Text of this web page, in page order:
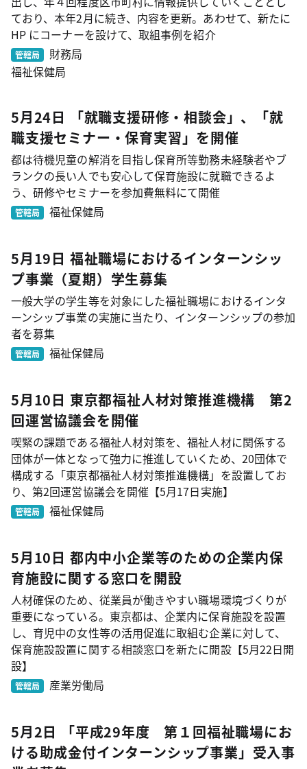
ており、本年2月に続き、内容を更新。あわせて、新たに
HP にコーナーを設けて、取組事例を紹介
管轄局
財務局
福祉保健局
5月24日 「就職支援研修・相談会」、「就
職支援セミナー・保育実習」を開催
都は待機児童の解消を目指し保育所等勤務未経験者やブ
ランクの長い人でも安心して保育施設に就職できるよ
う、研修やセミナーを参加費無料にて開催
管轄局 福祉保健局
5月19日 福祉職場におけるインターンシッ
プ事業（夏期）学生募集
一般大学の学生等を対象にした福祉職場におけるインタ
ーンシップ事業の実施に当たり、インターンシップの参加
者を募集
管轄局 福祉保健局
5月10日 東京都福祉人材対策推進機構 第2
回運営協議会を開催
喫緊の課題である福祉人材対策を、福祉人材に関係する
団体が一体となって強力に推進していくため、20団体で
構成する「東京都福祉人材対策推進機構」を設置してお
り、第2回運営協議会を開催【5月17日実施】
管轄局 福祉保健局
5月10日 都内中小企業等のための企業内保
育施設に関する窓口を開設
人材確保のため、従業員が働きやすい職場環境づくりが
重要になっている。東京都は、企業内に保育施設を設置
し、育児中の女性等の活用促進に取組む企業に対して、
保育施設設置に関する相談窓口を新たに開設【5月22日開
設】
管轄局 産業労働局
5月2日 「平成29年度 第１回福祉職場にお
ける助成金付インターンシップ事業」受入事